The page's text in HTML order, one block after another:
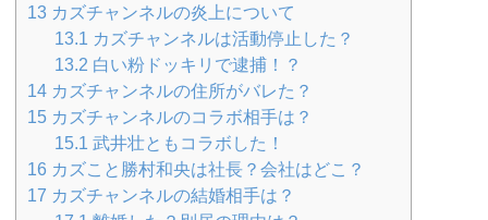
13 カズチャンネルの炎上について
13.1 カズチャンネルは活動停止した？
13.2 白い粉ドッキリで逮捕！？
14 カズチャンネルの住所がバレた？
15 カズチャンネルのコラボ相手は？
15.1 武井壮ともコラボした！
16 カズこと勝村和央は社長？会社はどこ？
17 カズチャンネルの結婚相手は？